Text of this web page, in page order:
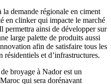
demande régionale en ciment
en clinker qui impacte le marché
permettra ainsi de développer sur
large palette de produits aussi
afin de satisfaire tous les
résidentiels et d’infrastructures.
broyage à Nador est un
qui sera dorénavant